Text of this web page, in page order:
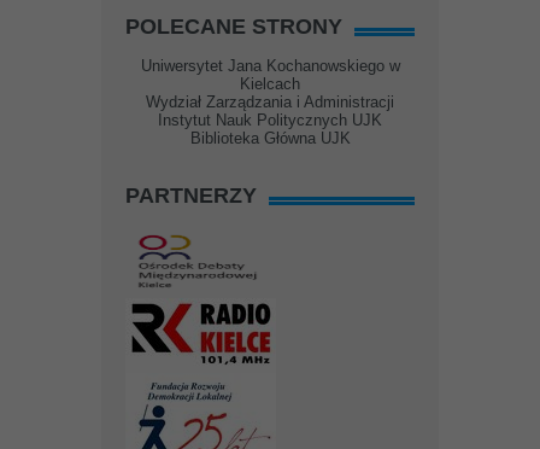
POLECANE STRONY
Uniwersytet Jana Kochanowskiego w
Kielcach
Wydział Zarządzania i Administracji
Instytut Nauk Politycznych UJK
Biblioteka Główna UJK
PARTNERZY